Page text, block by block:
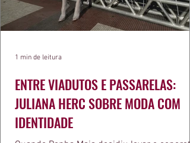
ENTRE VIADUTOS E PASSARELAS:
JULIANA HERC SOBRE MODA COM
IDENTIDADE
1 min de leitura